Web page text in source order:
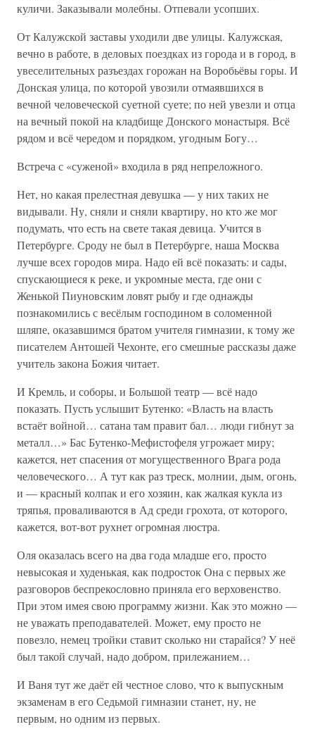
куличи. Заказывали молебны. Отпевали усопших.
От Калужской заставы уходили две улицы. Калужская,
вечно в работе, в деловых поездках из города и в город, в
увеселительных разъездах горожан на Воробьёвы горы. И
Донская улица, по которой увозили отмаявшихся в
вечной человеческой суетной суете; по ней увезли и отца
на вечный покой на кладбище Донского монастыря. Всё
рядом и всё чередом и порядком, угодным Богу…
Встреча с «суженой» входила в ряд непреложного.
Нет, но какая прелестная девушка — у них таких не
видывали. Ну, сняли и сняли квартиру, но кто же мог
подумать, что есть на свете такая девица. Учится в
Петербурге. Сроду не был в Петербурге, наша Москва
лучше всех городов мира. Надо ей всё показать: и сады,
спускающиеся к реке, и укромные места, где они с
Женькой Пиуновским ловят рыбу и где однажды
познакомились с весёлым господином в соломенной
шляпе, оказавшимся братом учителя гимназии, к тому же
писателем Антошей Чехонте, его смешные рассказы даже
учитель закона Божия читает.
И Кремль, и соборы, и Большой театр — всё надо
показать. Пусть услышит Бутенко: «Власть на власть
встаёт войной… сатана там правит бал… люди гибнут за
металл…» Бас Бутенко-Мефистофеля угрожает миру;
кажется, нет спасения от могущественного Врага рода
человеческого… А тут как раз треск, молнии, дым, огонь,
и — красный колпак и его хозяин, как жалкая кукла из
тряпья, проваливаются в Ад среди грохота, от которого,
кажется, вот-вот рухнет огромная люстра.
Оля оказалась всего на два года младше его, просто
невысокая и худенькая, как подросток Она с первых же
разговоров беспрекословно приняла его верховенство.
При этом имея свою программу жизни. Как это можно —
не уважать преподавателей. Может, ему просто не
повезло, немец тройки ставит сколько ни старайся? У неё
был такой случай, надо добром, прилежанием…
И Ваня тут же даёт ей честное слово, что к выпускным
экзаменам в его Седьмой гимназии станет, ну, не
первым, но одним из первых.